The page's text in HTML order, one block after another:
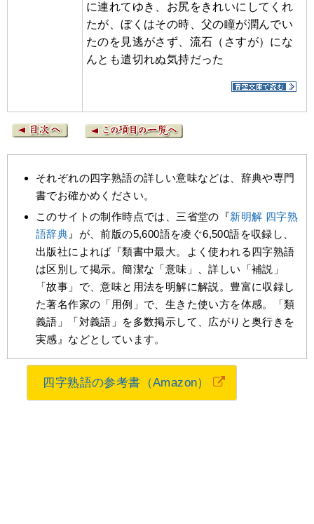
に連れてゆき、お尻をきれいにしてくれ
たが、ぼくはその時、父の瞳が潤んでい
たのを見逃がさず、流石（さすが）にな
んとも遣切れぬ気持だった
それぞれの四字熟語の詳しい意味などは、辞典や専門
書でお確かめください。
このサイトの制作時点では、三省堂の『新明解 四字熟
語辞典 』が、前版の5,600語を凌ぐ6,500語を収録し、
出版社によれば『類書中最大。よく使われる四字熟語
は区別して掲示。簡潔な「意味」、詳しい「補説」
「故事」で、意味と用法を明解に解説。豊富に収録し
た著名作家の「用例」で、生きた使い方を体感。「類
義語」「対義語」を多数掲示して、広がりと奥行きを
実感』などとしています。
四字熟語の参考書（Amazon）